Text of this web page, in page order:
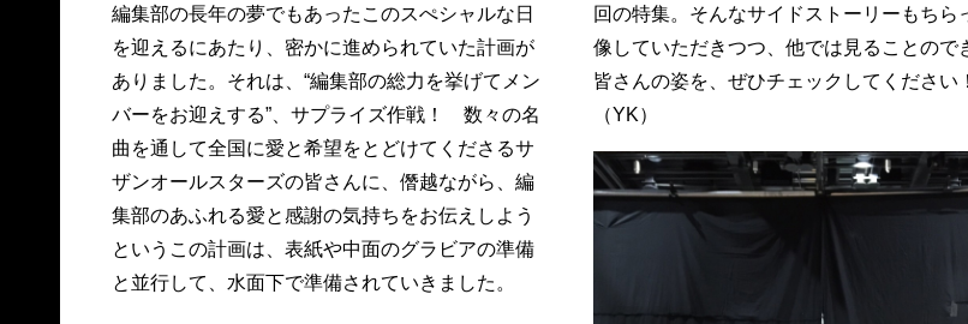
編集部の長年の夢でもあったこのスぺシャルな日
を迎えるにあたり、密かに進められていた計画が
ありました。それは、“編集部の総力を挙げてメン
バーをお迎えする”、サプライズ作戦！ 数々の名
曲を通して全国に愛と希望をとどけてくださるサ
ザンオールスターズの皆さんに、僭越ながら、編
集部のあふれる愛と感謝の気持ちをお伝えしよう
というこの計画は、表紙や中面のグラビアの準備
と並行して、水面下で準備されていきました。
回の特集。そんなサイドストーリーもちら
像していただきつつ、他では見ることので
皆さんの姿を、ぜひチェックしてください！
（YK）